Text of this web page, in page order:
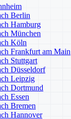
Berlin
Hamburg
München
Köln
Frankfurt am Main
Stuttgart
Düsseldorf
Leipzig
Dortmund
Essen
Bremen
Hannover